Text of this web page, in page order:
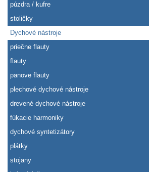
púzdra / kufre
stoličky
Dychové nástroje
priečne flauty
flauty
panove flauty
plechové dychové nástroje
drevené dychové nástroje
fúkacie harmoniky
dychové syntetizátory
plátky
stojany